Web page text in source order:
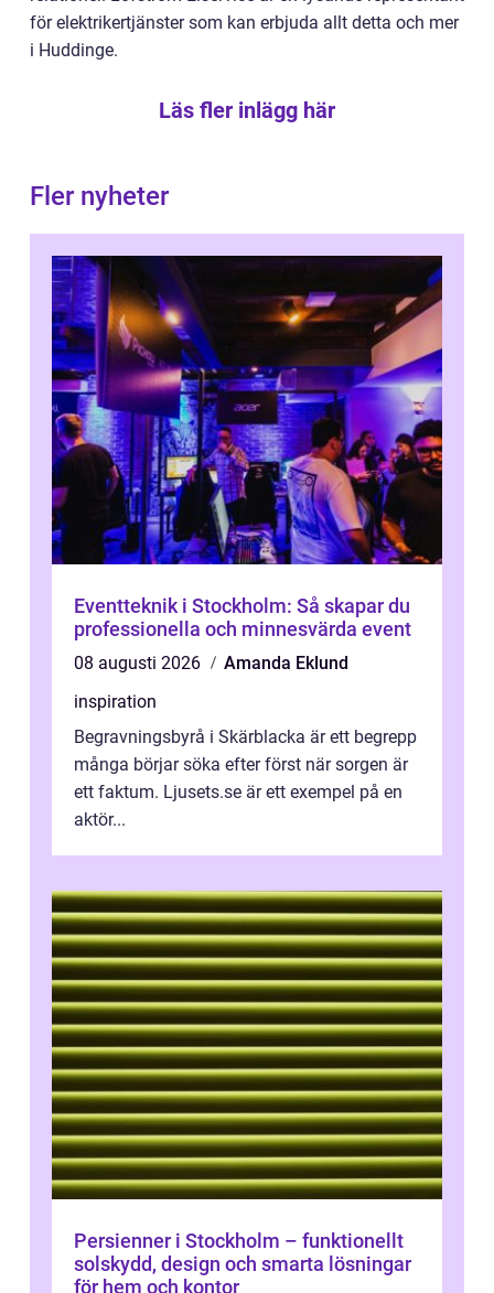
för elektrikertjänster som kan erbjuda allt detta och mer
i Huddinge.
Läs fler inlägg här
Fler nyheter
Eventteknik i Stockholm: Så skapar du
professionella och minnesvärda event
08 augusti 2026
Amanda Eklund
inspiration
Begravningsbyrå i Skärblacka är ett begrepp
många börjar söka efter först när sorgen är
ett faktum. Ljusets.se är ett exempel på en
aktör...
Persienner i Stockholm – funktionellt
solskydd, design och smarta lösningar
för hem och kontor